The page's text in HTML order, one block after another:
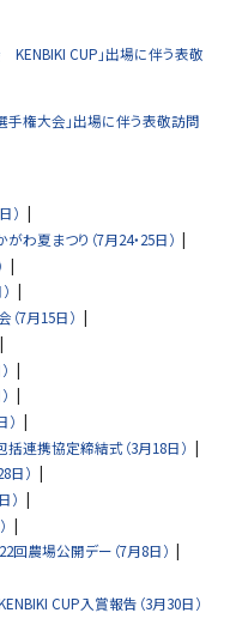
KENBIKI CUP」出場に伴う表敬
手権大会」出場に伴う表敬訪問
）
がわ夏まつり（7月24・25日）
7月15日）
連携協定締結式（3月18日）
日）
）
回農場公開デー（7月8日）
CUP入賞報告（3月30日）